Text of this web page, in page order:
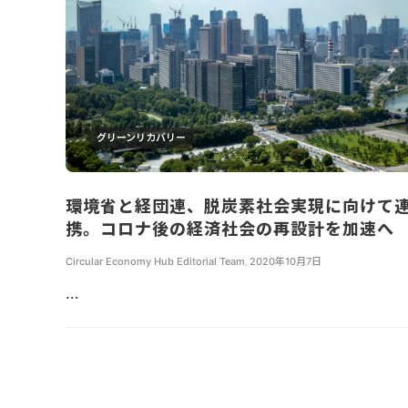
グリーンリカバリー
環境省と経団連、脱炭素社会実現に向けて
携。コロナ後の経済社会の再設計を加速へ
Circular Economy Hub Editorial Team 2020年10月7日
...